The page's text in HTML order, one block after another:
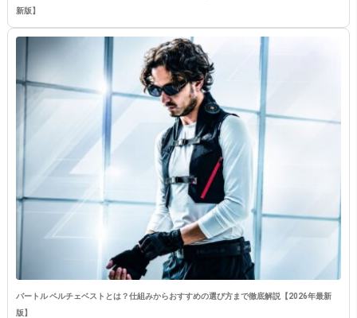
新版】
バートル ペルチェベストとは？仕組みからおすすめの選び方まで徹底解説【2026年最新
版】